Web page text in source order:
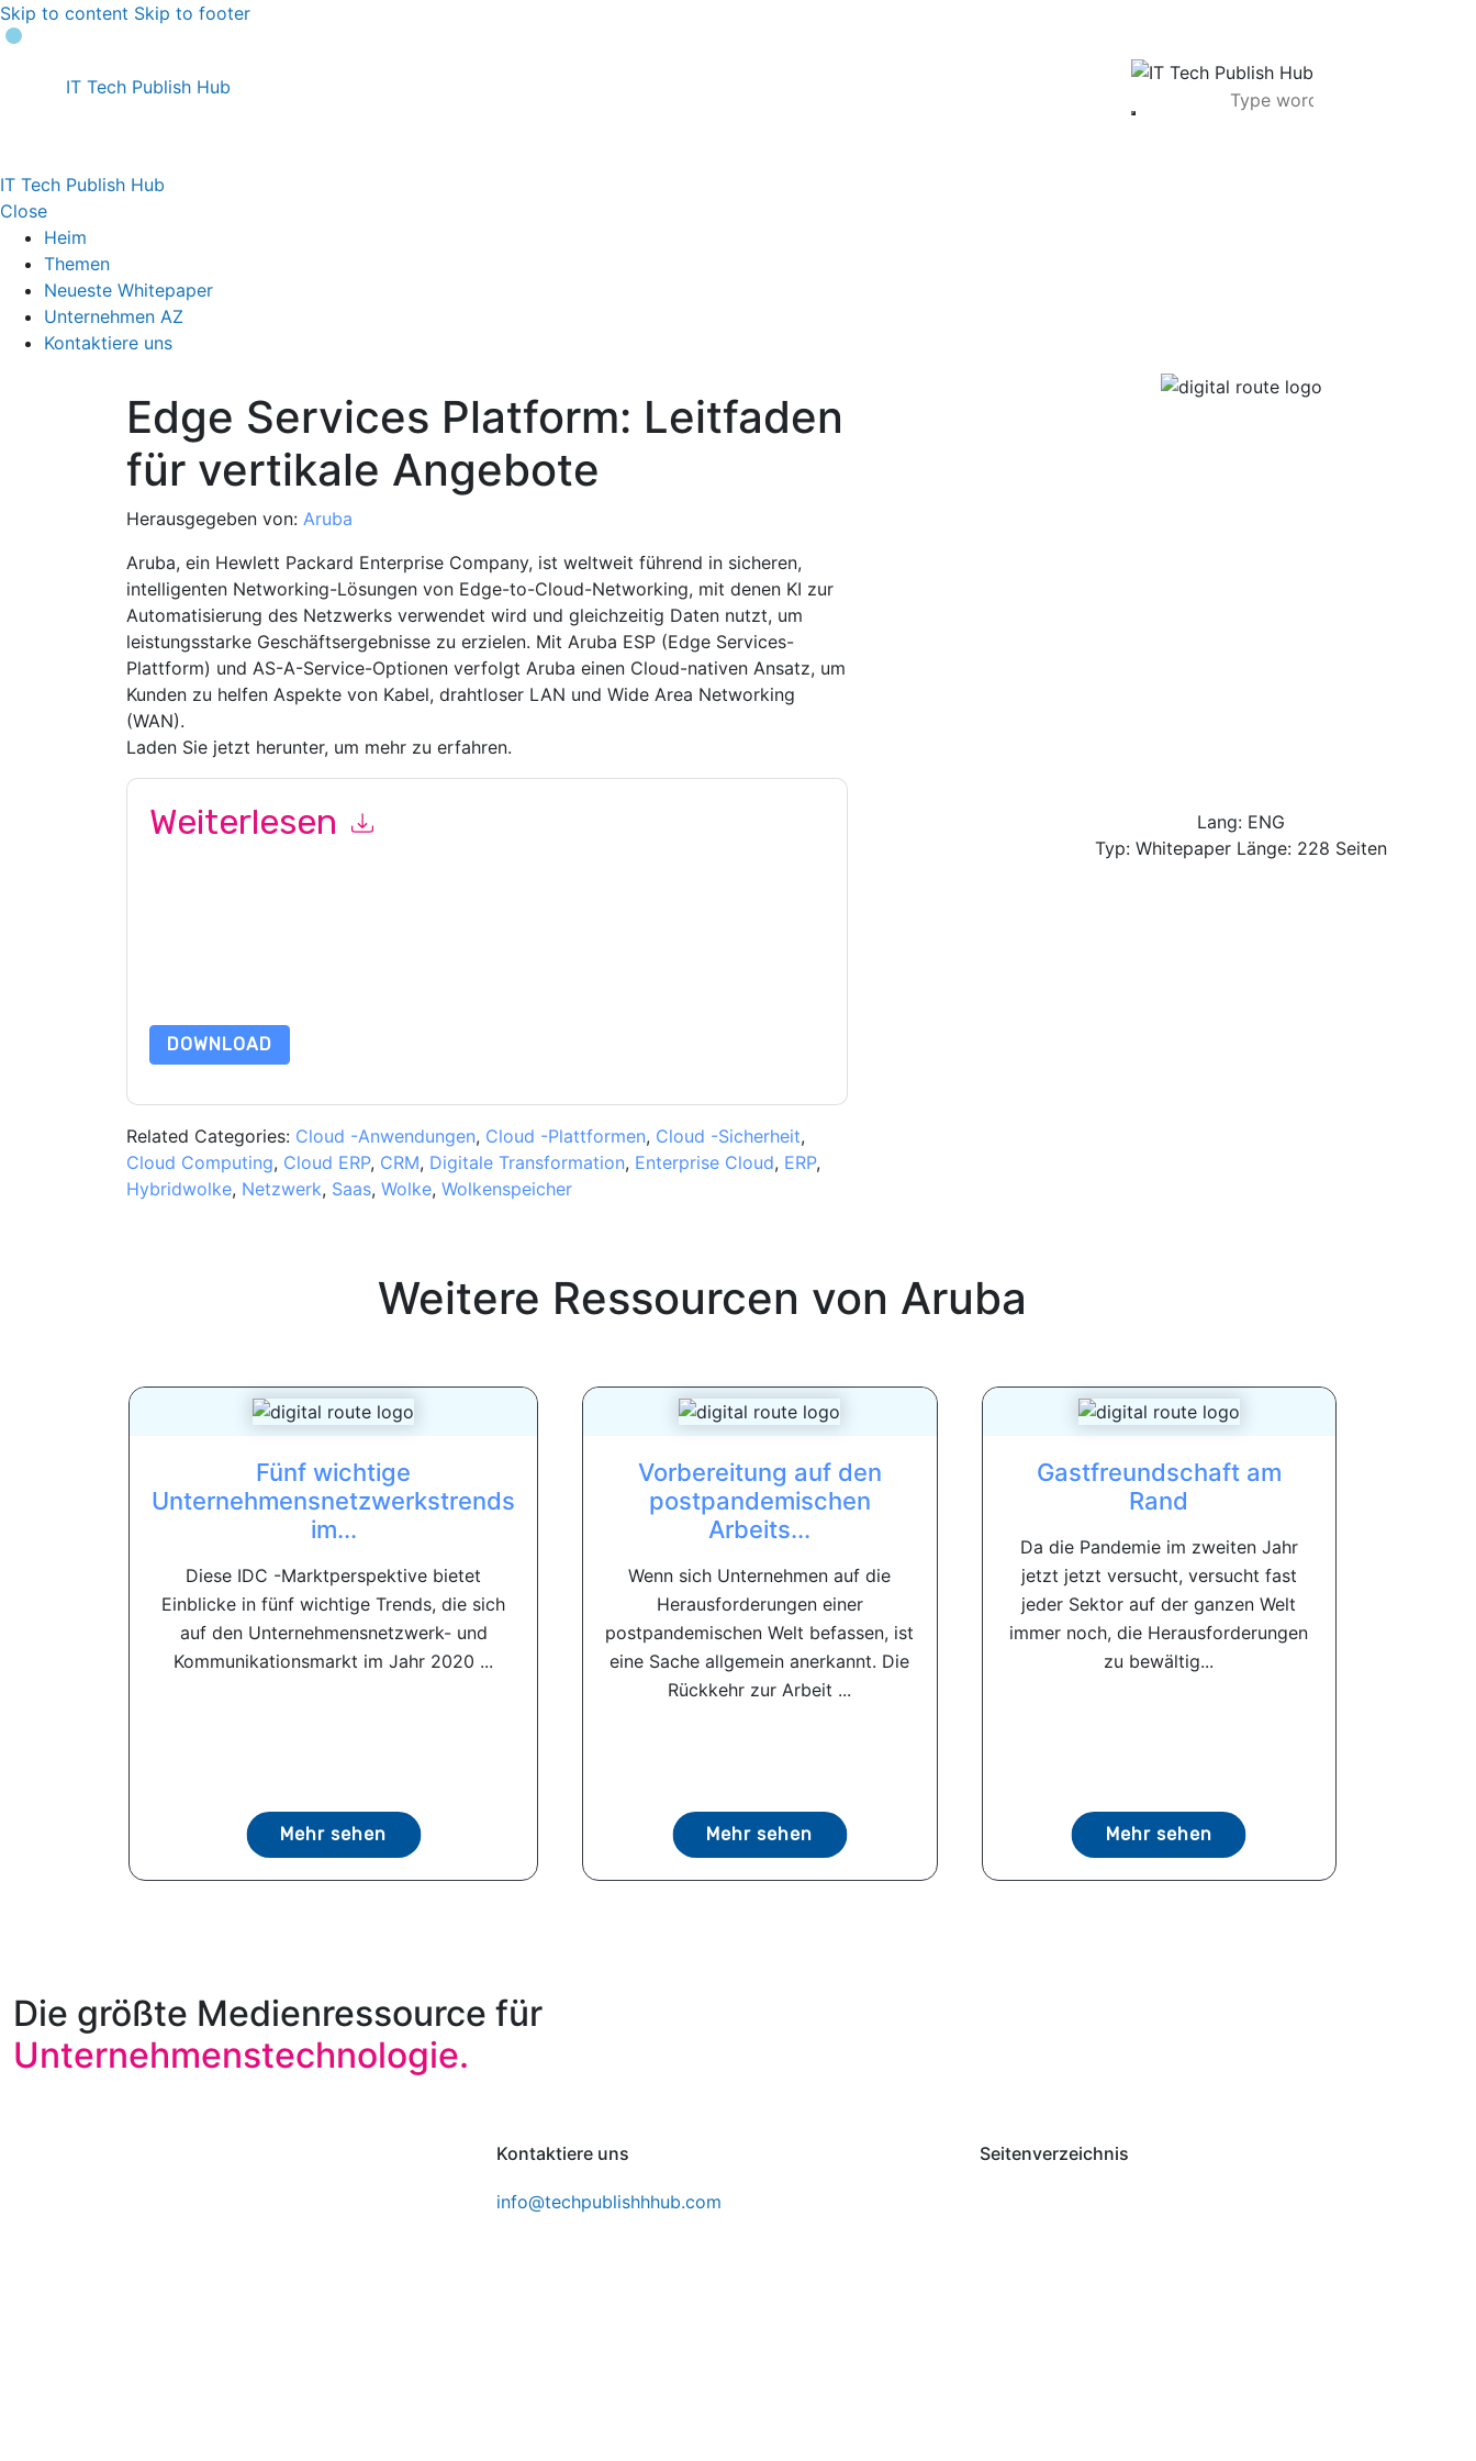
Skip to content Skip to footer
IT Tech Publish Hub
IT Tech Publish Hub
Close
Heim
Themen
Neueste Whitepaper
Unternehmen AZ
Kontaktiere uns
Edge Services Platform: Leitfaden
für vertikale Angebote
Herausgegeben von: Aruba
Aruba, ein Hewlett Packard Enterprise Company, ist weltweit führend in sicheren,
intelligenten Networking-Lösungen von Edge-to-Cloud-Networking, mit denen KI zur
Automatisierung des Netzwerks verwendet wird und gleichzeitig Daten nutzt, um
leistungsstarke Geschäftsergebnisse zu erzielen. Mit Aruba ESP (Edge Services-
Plattform) und AS-A-Service-Optionen verfolgt Aruba einen Cloud-nativen Ansatz, um
Kunden zu helfen Aspekte von Kabel, drahtloser LAN und Wide Area Networking
(WAN).
Laden Sie jetzt herunter, um mehr zu erfahren.
Weiterlesen
DOWNLOAD
Related Categories: Cloud -Anwendungen, Cloud -Plattformen, Cloud -Sicherheit,
Cloud Computing, Cloud ERP, CRM, Digitale Transformation, Enterprise Cloud, ERP,
Hybridwolke, Netzwerk, Saas, Wolke, Wolkenspeicher
Lang: ENG
Typ: Whitepaper Länge: 228 Seiten
Weitere Ressourcen von Aruba
Fünf wichtige
Unternehmensnetzwerkstrends
im...
Diese IDC -Marktperspektive bietet
Einblicke in fünf wichtige Trends, die sich
auf den Unternehmensnetzwerk- und
Kommunikationsmarkt im Jahr 2020 ...
Mehr sehen
Vorbereitung auf den
postpandemischen
Arbeits...
Wenn sich Unternehmen auf die
Herausforderungen einer
postpandemischen Welt befassen, ist
eine Sache allgemein anerkannt. Die
Rückkehr zur Arbeit ...
Mehr sehen
Gastfreundschaft am
Rand
Da die Pandemie im zweiten Jahr
jetzt jetzt versucht, versucht fast
jeder Sektor auf der ganzen Welt
immer noch, die Herausforderungen
zu bewältig...
Mehr sehen
Die größte Medienressource für
Unternehmenstechnologie.
Kontaktiere uns
info@techpublishhhub.com
Seitenverzeichnis